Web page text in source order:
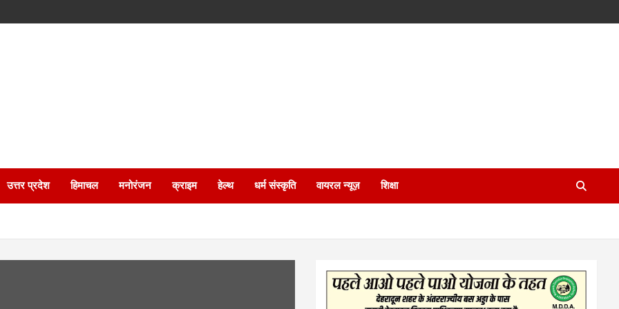
उत्तर प्रदेश हिमाचल मनोरंजन क्राइम हेल्थ धर्म संस्कृति वायरल न्यूज़ शिक्षा